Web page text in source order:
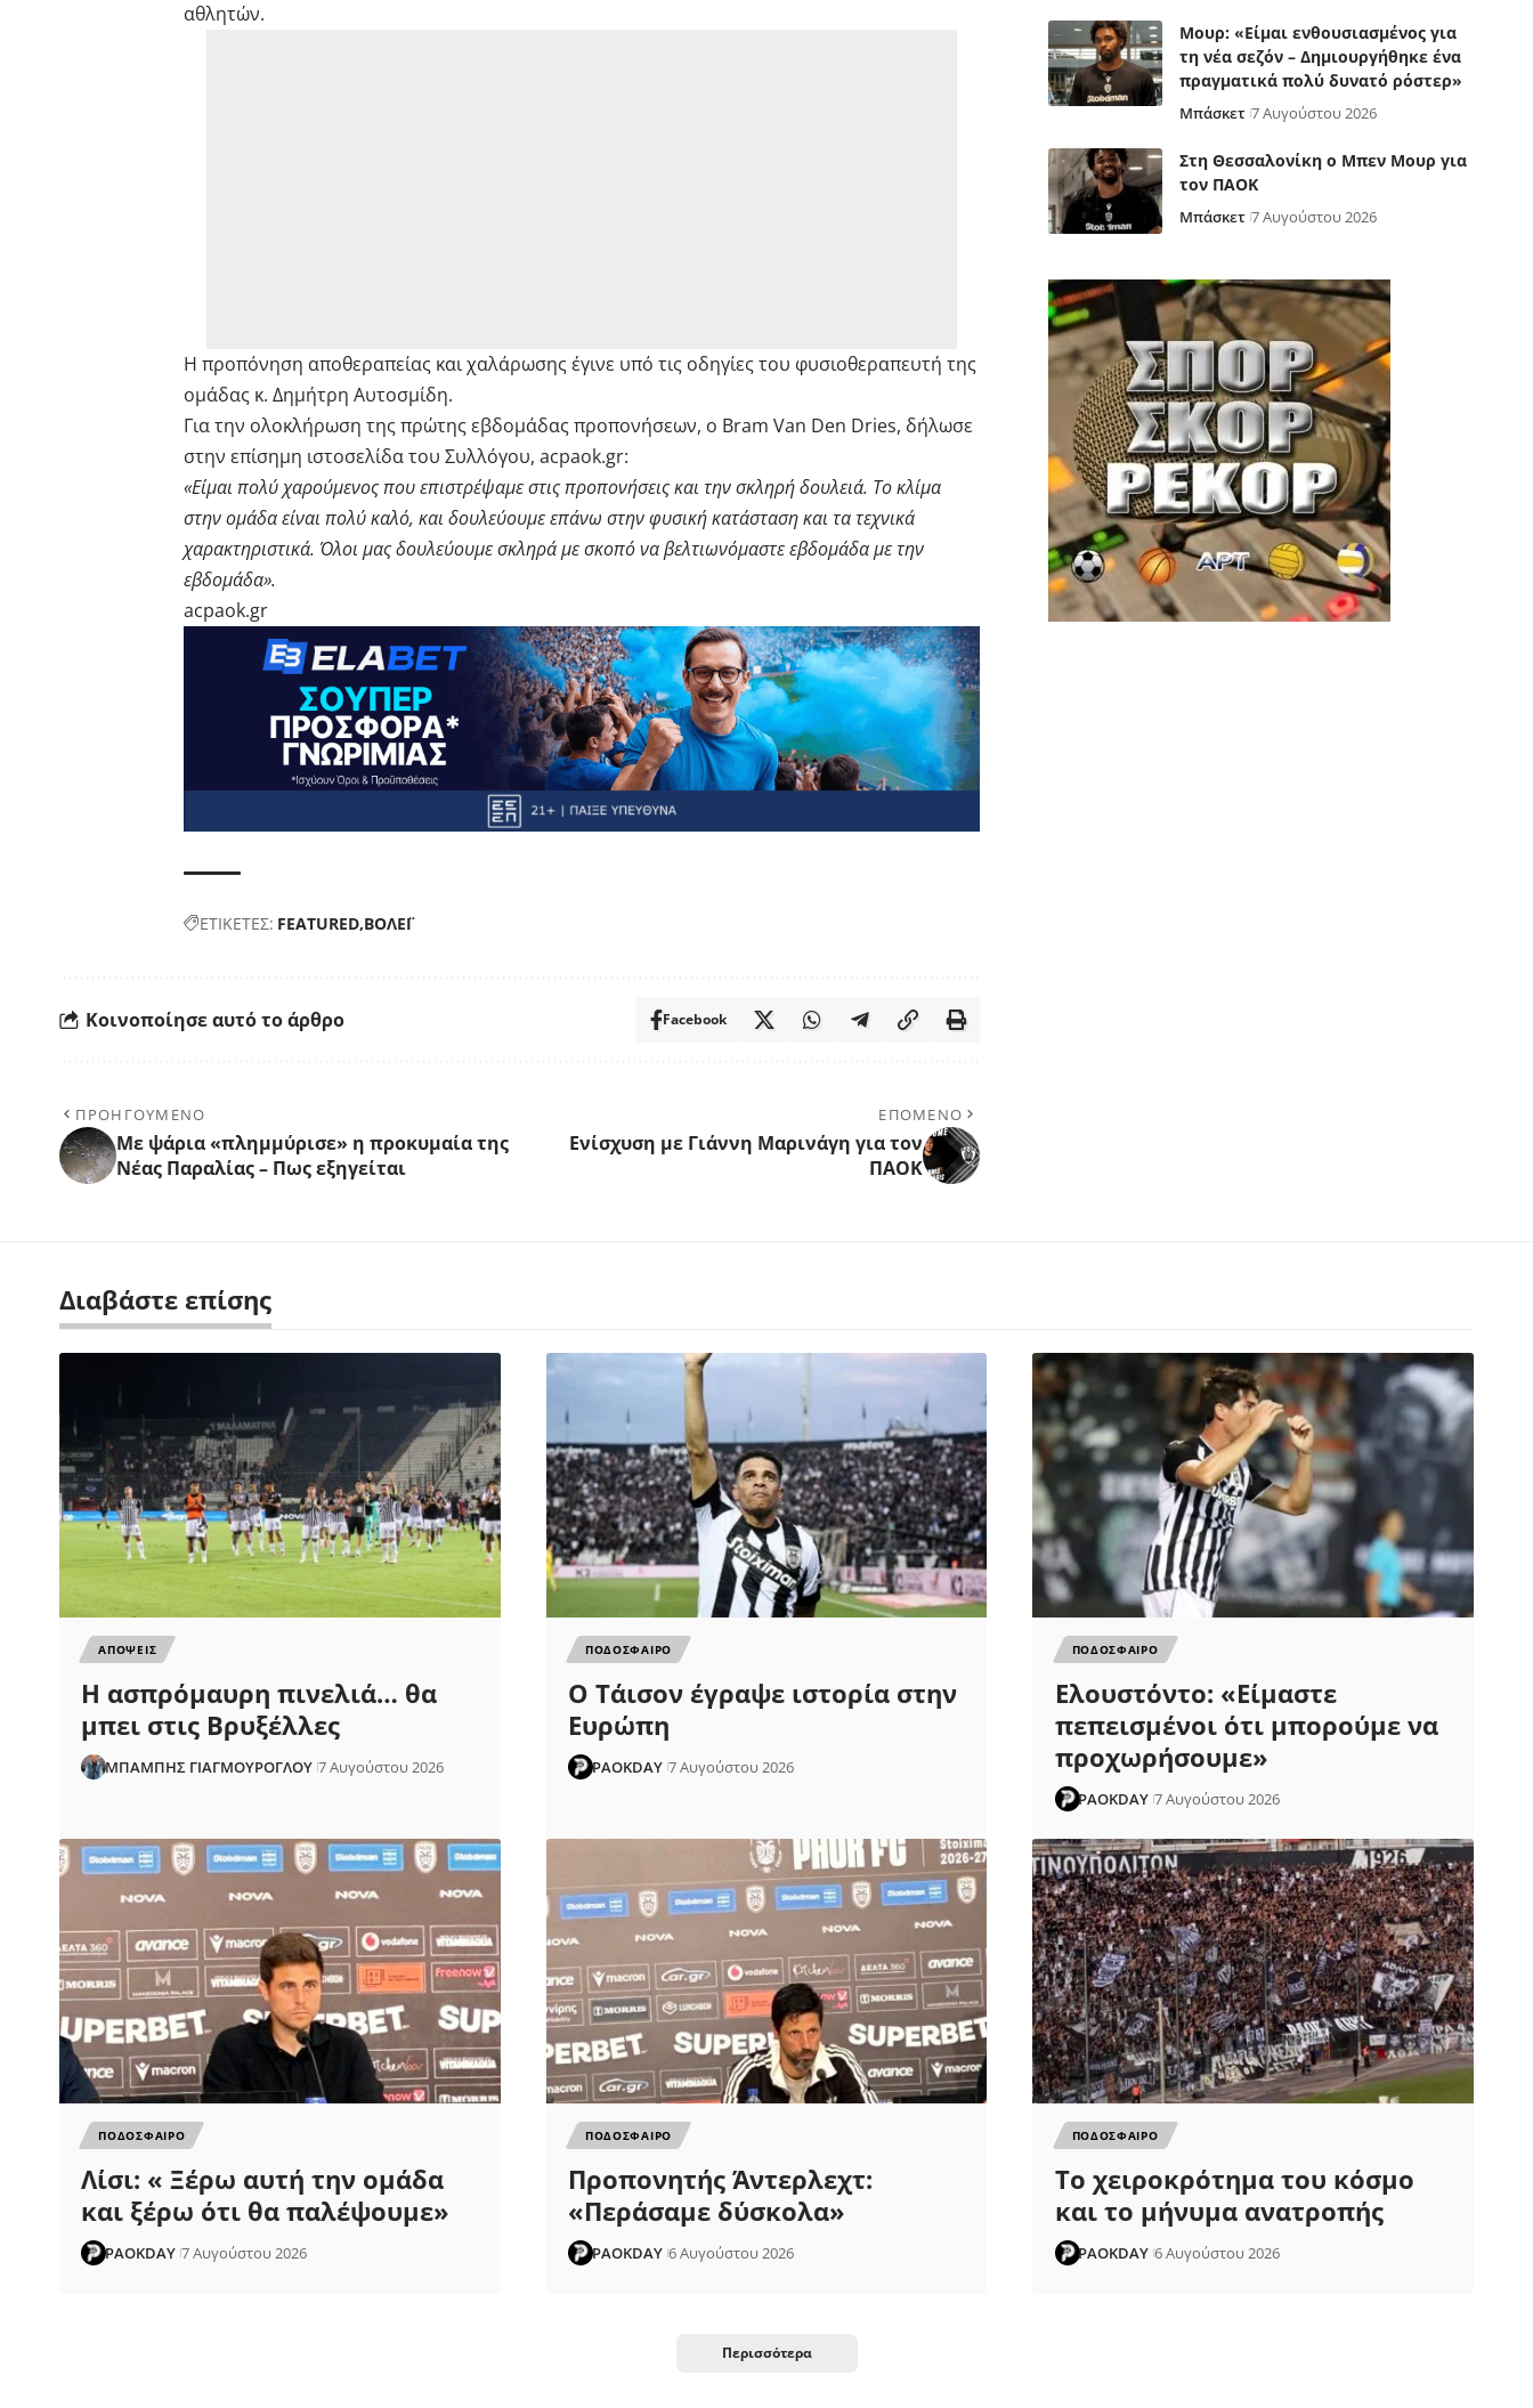
αθλητών.
Η προπόνηση αποθεραπείας και χαλάρωσης έγινε υπό τις οδηγίες του φυσιοθεραπευτή της
ομάδας κ. Δημήτρη Αυτοσμίδη.
Για την ολοκλήρωση της πρώτης εβδομάδας προπονήσεων, ο Bram Van Den Dries, δήλωσε
στην επίσημη ιστοσελίδα του Συλλόγου, acpaok.gr:
«Είμαι πολύ χαρούμενος που επιστρέψαμε στις προπονήσεις και την σκληρή δουλειά. Το κλίμα
στην ομάδα είναι πολύ καλό, και δουλεύουμε επάνω στην φυσική κατάσταση και τα τεχνικά
χαρακτηριστικά. Όλοι μας δουλεύουμε σκληρά με σκοπό να βελτιωνόμαστε εβδομάδα με την
εβδομάδα».
acpaok.gr
ΕΤΙΚΕΤΕΣ: FEATURED ΒΟΛΕΪ
Κοινοποίησε αυτό το άρθρο Facebook
ΠΡΟΗΓΟΥΜΕΝΟ
Με ψάρια «πλημμύρισε» η προκυμαία της
Νέας Παραλίας – Πως εξηγείται
ΕΠΟΜΕΝΟ
Ενίσχυση με Γιάννη Μαρινάγη για τον
ΠΑΟΚ
Μουρ: «Είμαι ενθουσιασμένος για
τη νέα σεζόν – Δημιουργήθηκε ένα
πραγματικά πολύ δυνατό ρόστερ»
Μπάσκετ 7 Αυγούστου 2026
Στη Θεσσαλονίκη ο Μπεν Μουρ για
τον ΠΑΟΚ
Μπάσκετ 7 Αυγούστου 2026
Διαβάστε επίσης
ΑΠΟΨΕΙΣ
Η ασπρόμαυρη πινελιά… θα
μπει στις Βρυξέλλες
ΜΠΑΜΠΗΣ ΓΙΑΓΜΟΥΡΟΓΛΟΥ 7 Αυγούστου 2026
ΠΟΔΟΣΦΑΙΡΟ
Ο Τάισον έγραψε ιστορία στην
Ευρώπη
PAOKDAY 7 Αυγούστου 2026
ΠΟΔΟΣΦΑΙΡΟ
Ελουστόντο: «Είμαστε
πεπεισμένοι ότι μπορούμε να
προχωρήσουμε»
PAOKDAY 7 Αυγούστου 2026
ΠΟΔΟΣΦΑΙΡΟ
Λίσι: « Ξέρω αυτή την ομάδα
και ξέρω ότι θα παλέψουμε»
PAOKDAY 7 Αυγούστου 2026
ΠΟΔΟΣΦΑΙΡΟ
Προπονητής Άντερλεχτ:
«Περάσαμε δύσκολα»
PAOKDAY 6 Αυγούστου 2026
ΠΟΔΟΣΦΑΙΡΟ
Το χειροκρότημα του κόσμο
και το μήνυμα ανατροπής
PAOKDAY 6 Αυγούστου 2026
Περισσότερα